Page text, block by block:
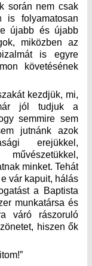
során nem csak
is folyamatosan
újabb és újabb
miközben az
is egyre
követésének
kezdjük, mi,
jól tudjuk a
semmire sem
jutnánk azok
erejükkel,
minket. Tehát
vár kapuit, hálás
a Baptista
munkatársa és
váró rászoruló
hiszen ők